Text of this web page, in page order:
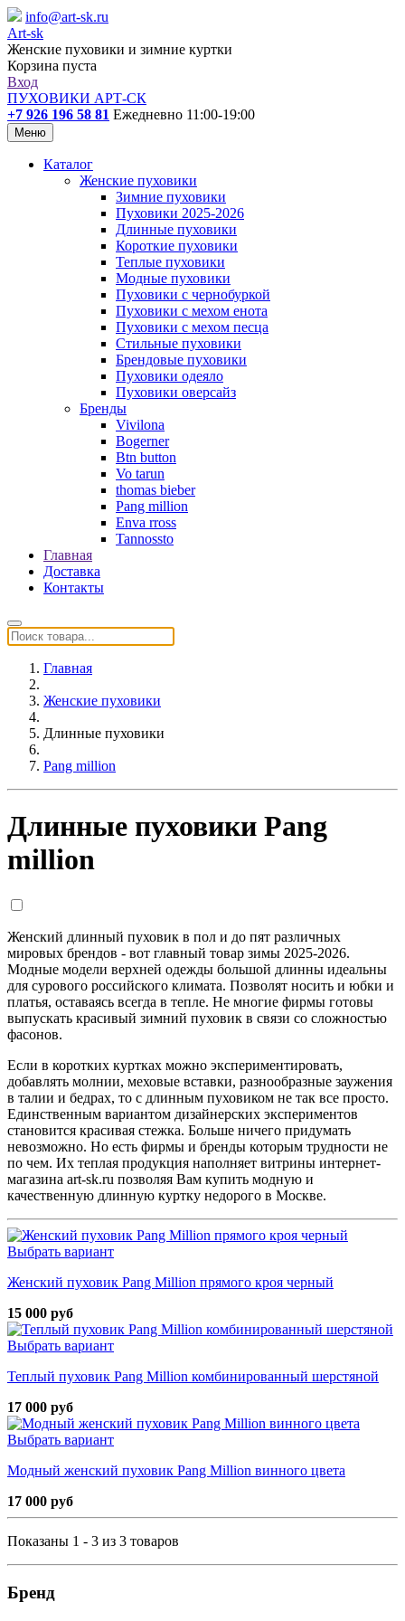
info@art-sk.ru
Art-sk
Женские пуховики и зимние куртки
Корзина пуста
Вход
ПУХОВИКИ АРТ-СК
+7 926 196 58 81 Ежедневно 11:00-19:00
Меню
Каталог
Женские пуховики
Зимние пуховики
Пуховики 2025-2026
Длинные пуховики
Короткие пуховики
Теплые пуховики
Модные пуховики
Пуховики с чернобуркой
Пуховики с мехом енота
Пуховики с мехом песца
Стильные пуховики
Брендовые пуховики
Пуховики одеяло
Пуховики оверсайз
Бренды
Vivilona
Bogerner
Btn button
Vo tarun
thomas bieber
Pang million
Enva rross
Tannossto
Главная
Доставка
Контакты
Главная
Женские пуховики
Длинные пуховики
Pang million
Длинные пуховики Pang
million
Женский длинный пуховик в пол и до пят различных
мировых брендов - вот главный товар зимы 2025-2026.
Модные модели верхней одежды большой длинны идеальны
для сурового российского климата. Позволят носить и юбки и
платья, оставаясь всегда в тепле. Не многие фирмы готовы
выпускать красивый зимний пуховик в связи со сложностью
фасонов.
Если в коротких куртках можно экспериментировать,
добавлять молнии, меховые вставки, разнообразные заужения
в талии и бедрах, то с длинным пуховиком не так все просто.
Единственным вариантом дизайнерских экспериментов
становится красивая стежка. Больше ничего придумать
невозможно. Но есть фирмы и бренды которым трудности не
по чем. Их теплая продукция наполняет витрины интернет-
магазина art-sk.ru позволяя Вам купить модную и
качественную длинную куртку недорого в Москве.
Выбрать вариант
Женский пуховик Pang Million прямого кроя черный
15 000 руб
Выбрать вариант
Теплый пуховик Pang Million комбинированный шерстяной
17 000 руб
Выбрать вариант
Модный женский пуховик Pang Million винного цвета
17 000 руб
Показаны 1 - 3 из 3 товаров
Бренд